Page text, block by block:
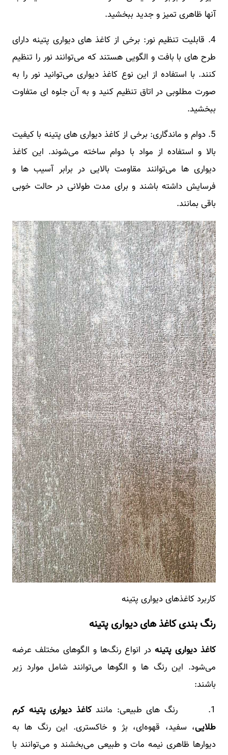
آنها ظاهری تمیز و جدید ببخشید.
4. قابلیت تنظیم نور: برخی از کاغذ های دیواری پتینه دارای
طرح های با بافت و الگویی هستند که می‌توانند نور را تنظیم
کنند. با استفاده از این نوع کاغذ دیواری می‌توانید نور را به
صورت مطلوبی در اتاق تنظیم کنید و به آن جلوه ‌ای متفاوت
ببخشید.
5. دوام و ماندگاری: برخی از کاغذ دیواری ‌های پتینه با کیفیت
بالا و استفاده از مواد با دوام ساخته می‌شوند. این کاغذ
دیواری ‌ها می‌توانند مقاومت بالایی در برابر آسیب ‌ها و
فرسایش داشته باشند و برای مدت طولانی در حالت خوبی
باقی بمانند.
کاربرد کاغذهای دیواری پتینه
رنگ بندی کاغذ های دیواری پتینه
کاغذ دیواری پتینه در انواع رنگ‌ها و الگوهای مختلف عرضه
می‌شود. این رنگ ‌ها و الگوها می‌توانند شامل موارد زیر
باشند:
1. رنگ ‌های طبیعی: مانند
کاغذ دیواری پتینه کرم
طلایی، سفید، قهوه‌ای، بژ و خاکستری. این رنگ ‌ها به
دیوارها ظاهری نیمه ‌مات و طبیعی می‌بخشند و می‌توانند با